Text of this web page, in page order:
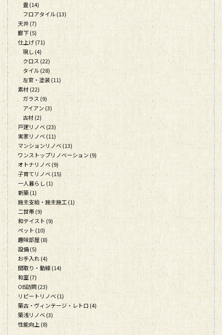
畳 (14)
フロアタイル (13)
天井 (7)
廊下 (5)
仕上げ (71)
現し (4)
クロス (22)
タイル (28)
左官・塗装 (11)
素材 (22)
ガラス (9)
アイアン (3)
古材 (2)
戸建リノベ (23)
実家リノベ (11)
マンションリノベ (13)
ワンストップリノベーション (9)
オトナリノベ (9)
子育てリノベ (15)
一人暮らし (1)
新築 (1)
施主支給・施主施工 (1)
二世帯 (9)
和テイスト (9)
ペット (10)
趣味部屋 (8)
設備 (5)
お手入れ (4)
間取り・動線 (14)
和室 (7)
OB訪問 (23)
リピートリノベ (1)
築古・ヴィンテージ・レトロ (4)
築浅リノベ (3)
性能向上 (8)